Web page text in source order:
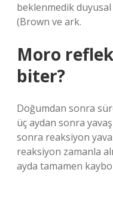
beklenmedik
(Brown ve ark.
Moro
biter?
Doğumdan sonra
üç aydan sonra
sonra reaksiyon
reaksiyon zamanla
ayda tamamen